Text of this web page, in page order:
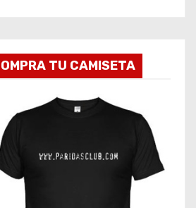
TU CAMISETA